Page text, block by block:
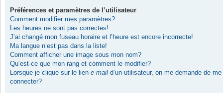
Préférences et paramètres de l’utilisateur
Comment modifier mes paramètres?
Les heures ne sont pas correctes!
J’ai changé mon fuseau horaire et l’heure est encore incorrecte!
Ma langue n’est pas dans la liste!
Comment afficher une image sous mon nom?
Qu’est-ce que mon rang et comment le modifier?
Lorsque je clique sur le lien e-mail d’un utilisateur, on me demande de me
connecter?